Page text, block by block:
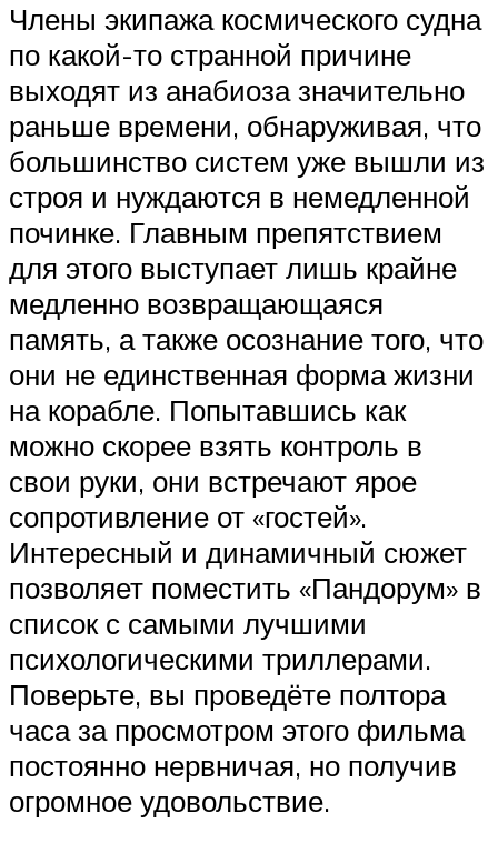
Члены экипажа космического судна
по какой-то странной причине
выходят из анабиоза значительно
раньше времени, обнаруживая, что
большинство систем уже вышли из
строя и нуждаются в немедленной
починке. Главным препятствием
для этого выступает лишь крайне
медленно возвращающаяся
память, а также осознание того, что
они не единственная форма жизни
на корабле. Попытавшись как
можно скорее взять контроль в
свои руки, они встречают ярое
сопротивление от «гостей».
Интересный и динамичный сюжет
позволяет поместить «Пандорум» в
список с самыми лучшими
психологическими триллерами.
Поверьте, вы проведёте полтора
часа за просмотром этого фильма
постоянно нервничая, но получив
огромное удовольствие.